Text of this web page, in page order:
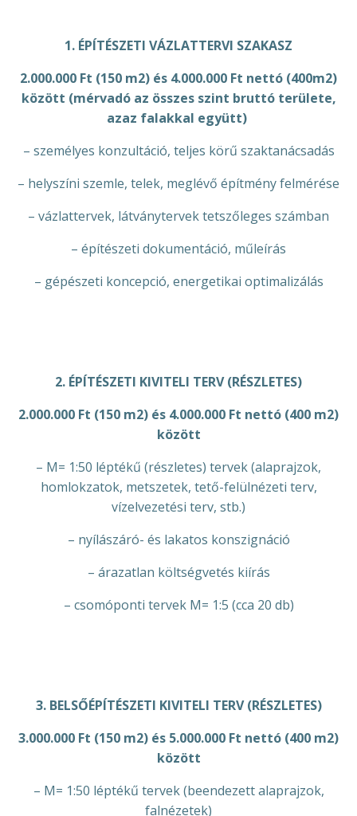
1. ÉPÍTÉSZETI VÁZLATTERVI SZAKASZ
2.000.000 Ft (150 m2) és 4.000.000 Ft nettó (400m2)
között (mérvadó az összes szint bruttó területe,
azaz falakkal együtt)
– személyes konzultáció, teljes körű szaktanácsadás
– helyszíni szemle, telek, meglévő építmény felmérése
– vázlattervek, látványtervek tetszőleges számban
– építészeti dokumentáció, műleírás
– gépészeti koncepció, energetikai optimalizálás
2. ÉPÍTÉSZETI KIVITELI TERV (RÉSZLETES)
2.000.000 Ft (150 m2) és 4.000.000 Ft nettó (400 m2)
között
– M= 1:50 léptékű (részletes) tervek (alaprajzok,
homlokzatok, metszetek, tető-felülnézeti terv,
vízelvezetési terv, stb.)
– nyílászáró- és lakatos konszignáció
– árazatlan költségvetés kiírás
– csomóponti tervek M= 1:5 (cca 20 db)
3. BELSŐÉPÍTÉSZETI KIVITELI TERV (RÉSZLETES)
3.000.000 Ft (150 m2) és 5.000.000 Ft nettó (400 m2)
között
– M= 1:50 léptékű tervek (beendezett alaprajzok,
falnézetek)